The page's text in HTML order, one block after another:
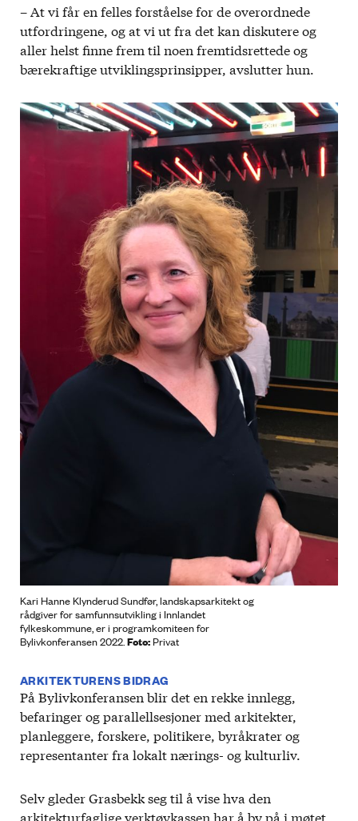
– At vi får en felles forståelse for de overordnede
utfordringene, og at vi ut fra det kan diskutere og
aller helst finne frem til noen fremtidsrettede og
bærekraftige utviklingsprinsipper, avslutter hun.
Kari Hanne Klynderud Sundfør​, landskapsarkitekt og
rådgiver for samfunnsutvikling i Innlandet
fylkeskommune, er i programkomiteen for
Bylivkonferansen 2022.Foto:Privat
ARKITEKTURENS BIDRAG
På Bylivkonferansen blir det en rekke innlegg,
befaringer og parallellsesjoner med arkitekter,
planleggere, forskere, politikere, byråkrater og
representanter fra lokalt nærings- og kulturliv.
Selv gleder Grasbekk seg til å vise hva den
arkitekturfaglige verktøykassen har å by på i møtet